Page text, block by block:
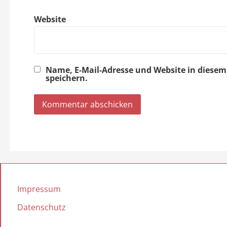
Website
Name, E-Mail-Adresse und Website in
speichern.
Impressum
Datenschutz